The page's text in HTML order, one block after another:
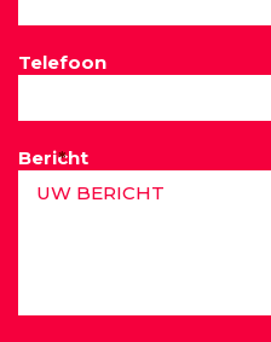
Telefoon
Bericht
*